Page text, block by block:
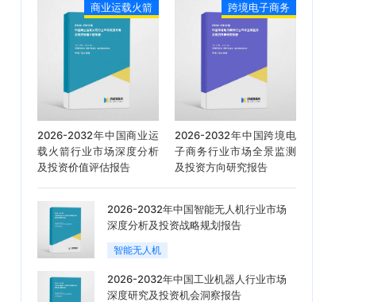
商业运载火箭
2026-2032年中国商业运
载火箭行业市场深度分析
及投资价值评估报告
跨境电子商务
2026-2032年中国跨境电
子商务行业市场全景监测
及投资方向研究报告
2026-2032年中国智能无人机行业市场
深度分析及投资战略规划报告
智能无人机
2026-2032年中国工业机器人行业市场
深度研究及投资机会洞察报告